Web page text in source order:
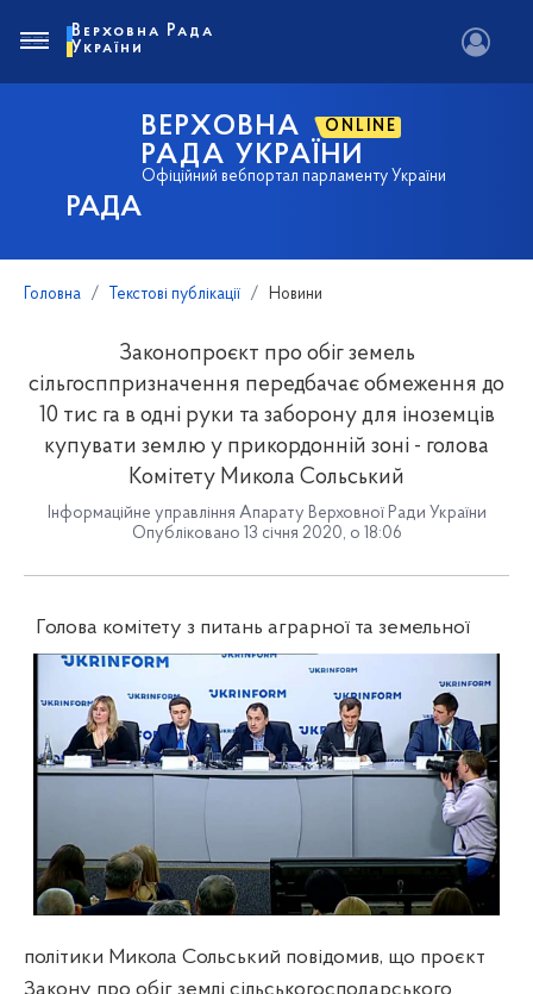
РАДА
ВЕРХОВНА ONLINE
РАДА УКРАЇНИ
Офіційний вебпортал парламенту України
Верховна Рада
України
Головна Текстові публікації Новини
Законопроєкт про обіг земель
сільгосппризначення передбачає обмеження до
10 тис га в одні руки та заборону для іноземців
купувати землю у прикордонній зоні - голова
Комітету Микола Сольський
Інформаційне управління Апарату Верховної Ради України
Опубліковано 13 січня 2020, о 18:06
Голова комітету з питань аграрної та земельної
політики Микола Сольський повідомив, що проєкт